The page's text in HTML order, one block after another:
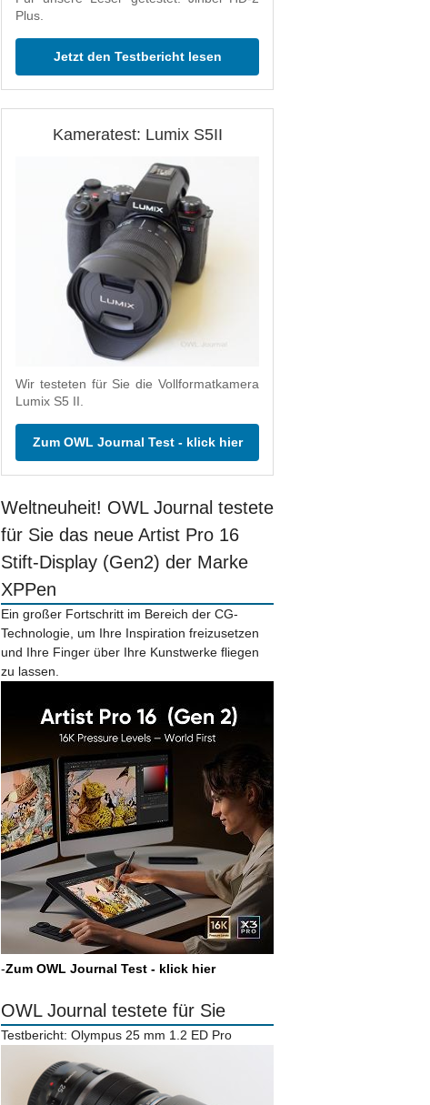
Plus.
Jetzt den Testbericht lesen
Kameratest: Lumix S5II
Wir testeten für Sie die Vollformatkamera
Lumix S5 II.
Zum OWL Journal Test - klick hier
Weltneuheit! OWL Journal testete
für Sie das neue Artist Pro 16
Stift-Display (Gen2) der Marke
XPPen
Ein großer Fortschritt im Bereich der CG-
Technologie, um Ihre Inspiration freizusetzen
und Ihre Finger über Ihre Kunstwerke fliegen
zu lassen.
-Zum OWL Journal Test - klick hier
OWL Journal testete für Sie
Testbericht: Olympus 25 mm 1.2 ED Pro